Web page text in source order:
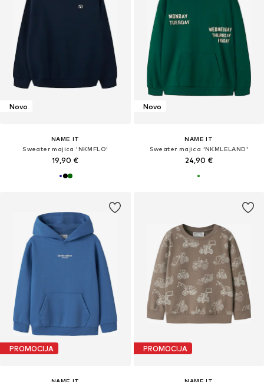
Novo
NAME IT
Sweater majica 'NKMFLO'
19,90 €
Novo
NAME IT
Sweater majica 'NKMLELAND'
24,90 €
PROMOCIJA PROMOCIJA